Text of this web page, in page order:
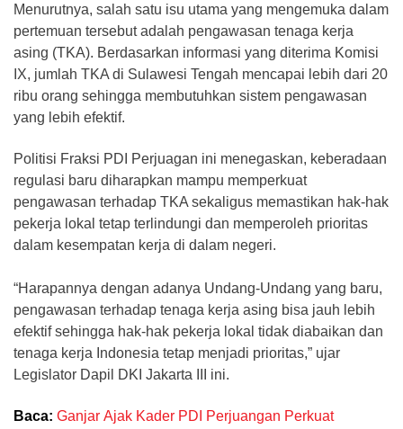
Menurutnya, salah satu isu utama yang mengemuka dalam
pertemuan tersebut adalah pengawasan tenaga kerja
asing (TKA). Berdasarkan informasi yang diterima Komisi
IX, jumlah TKA di Sulawesi Tengah mencapai lebih dari 20
ribu orang sehingga membutuhkan sistem pengawasan
yang lebih efektif.
Politisi Fraksi PDI Perjuagan ini menegaskan, keberadaan
regulasi baru diharapkan mampu memperkuat
pengawasan terhadap TKA sekaligus memastikan hak-hak
pekerja lokal tetap terlindungi dan memperoleh prioritas
dalam kesempatan kerja di dalam negeri.
“Harapannya dengan adanya Undang-Undang yang baru,
pengawasan terhadap tenaga kerja asing bisa jauh lebih
efektif sehingga hak-hak pekerja lokal tidak diabaikan dan
tenaga kerja Indonesia tetap menjadi prioritas,” ujar
Legislator Dapil DKI Jakarta III ini.
Baca: Ganjar Ajak Kader PDI Perjuangan Perkuat